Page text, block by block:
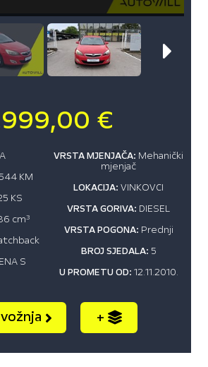
€
KM
KS
cm3
S
VRSTA MJENJAČA: Mehanički
mjenjač
LOKACIJA: VINKOVCI
VRSTA GORIVA: DIESEL
VRSTA POGONA: Prednji
BROJ SJEDALA: 5
U PROMETU OD: 12.11.2010.
+